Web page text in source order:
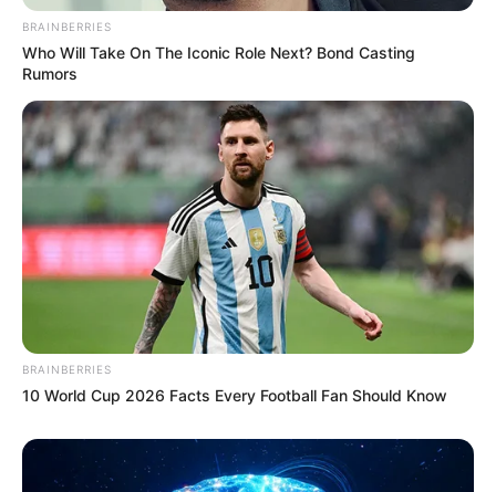
અમારી યુટ્યુબ ચેનલ ને Subscribe કરો
Latest News
અમદાવાદમાં મેયરને જોતા જ 3 દિવસથી પાણીમાં
રહેલા લોકોનો બાટલો ફાટ્યો
2 weeks ago
‘વિદ્યાર્થીઓને મારવાનો આદેશ કોણે આપ્યો, પેલેટ
ગનનો ઉપયોગ કરવાની મંજુરી કોણે આપી? રાહુલ
2 weeks ago
કેનેડામાં કાર અકસ્માતમાં અમદાવાદના કોમ્પ્યુટર
એન્જિનિયરનું મોત
2 weeks ago
BRAINBERRIES
Who Will Take On The Iconic Role Next? Bond Casting
Rumors
BRAINBERRIES
10 World Cup 2026 Facts Every Football Fan Should Know